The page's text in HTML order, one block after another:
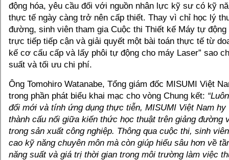
động hóa, yêu cầu đối với nguồn nhân lực kỹ sư có kỹ
thực tế ngày càng trở nên cấp thiết. Thay vì chỉ học lý
đường, sinh viên tham gia Cuộc thi Thiết kế Máy tự
trực tiếp tiếp cận và giải quyết một bài toán thực tế từ
kế cơ cấu cấp và lấy phôi tự động cho máy Laser” sao
suất và tối ưu chi phí.
Ông Tomohiro Watanabe, Tổng giám đốc MISUMI Việt
trong phần phát biểu khai mạc cho vòng Chung kết:
đổi mới và tính ứng dụng thực tiễn, MISUMI Việt Nam
thành cấu nối giữa kiến thức học thuật trên giảng đường
trong sản xuất công nghiệp. Thông qua cuộc thi, sinh
cao kỹ năng chuyên môn mà còn giúp hiểu sâu hơn về
năng suất và giá trị thời gian trong môi trường làm việc